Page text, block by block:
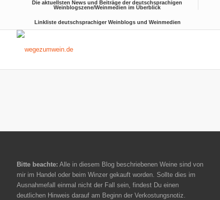
Die aktuellsten News und Beiträge der deutschsprachigen
Weinblogszene/Weinmedien im Überblick
Linkliste deutschsprachiger Weinblogs und Weinmedien
Bitte beachte: Alle in diesem Blog beschriebenen Weine sind von
mir im Handel oder beim Winzer gekauft worden. Sollte dies im
Ausnahmefall einmal nicht der Fall sein, findest Du einen
deutlichen Hinweis darauf am Beginn der Verkostungsnotiz.